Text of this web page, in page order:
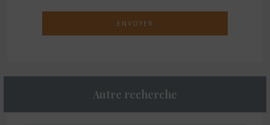
ENVOYER
Autre recherche